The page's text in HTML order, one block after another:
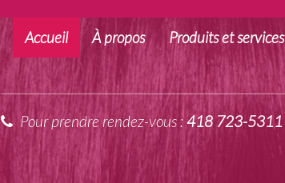
Accueil
À propos Produits et services
Pour prendre rendez-vous :418 723-5311